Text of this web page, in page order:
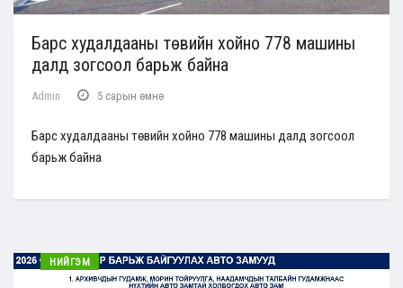
Барс худалдааны төвийн хойно 778 машины
далд зогсоол барьж байна
Admin 5 сарын өмнө
Барс худалдааны төвийн хойно 778 машины далд зогсоол
барьж байна
НИЙГЭМ